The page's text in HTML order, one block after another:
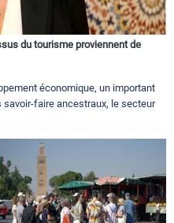
du tourisme proviennent de
économique, un important
savoir-faire ancestraux, le secteur